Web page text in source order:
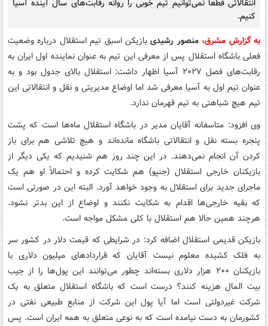
انتقالاتی قطعاً نمی‌توانیم تیم خوبی را روانه رقابت‌های سال آینده آسیا
کنیم.
به گزارش مشرق، منصور رشیدی بازیکن اسبق تیم استقلال درباره وضعیت
فعلی باشگاه استقلال پس از معرفی این تیم به عنوان نماینده اول ایران به
رقابت‌های فصل ۲۰۲۷ آسیا اظهار داشت: استقلال بالای جدول بود و به
عنوان تیم اول به آسیا معرفی شد اما اوضاع مدیریتی و نقل و انتقالاتی این
تیم هیچ شباهتی به تیم قهرمان ندارد.
وی افزود: متاسفانه آقایان مدیر در باشگاه استقلال ماه‌ها است که پشت
پنجره بسته نقل و انتقالاتی باشگاه مانده‌اند و هیچ تلاشی هم برای باز
کردن آن انجام نمی‌دهند. در این چند روز هم شنیدیم که یکی دیگر از
بازیکنان خارجی استقلال (جنپو) هم شکایت کرده و احتمالاً او هم یک
ماجرای جدید برای استقلال به وجود خواهد آورد. البته این در صورتی است
که بقیه خارجی‌ها اقدام به شکایت نکنند و اوضاع از این بدتر نشود.
هرچند همین حالا هم استقلال با کلی مشکل مواجه است.
بازیکن قدیمی استقلال اضافه کرد: در شرایطی که قیمت دلار در کشور سر
به فلک کشیده معلوم نیست آقایان که قراردادهای میلیون دلاری با
بازیکنان ۲۰۰ هزار دلاری بسته‌اند چطور می‌توانند این پول‌ها را از جیب
بیت المال هزینه کنند؟ درست است که باشگاه استقلال متعلق به یک
شرکت غیردولتی است اما آیا پول این شرکت از منابع طبیعی نفتی در
کشورمان به دست نیامده است که به نوعی متعلق به همه ایران است. پس